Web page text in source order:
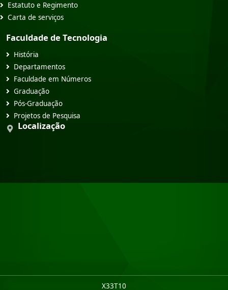
Estatuto e Regimento
Carta de serviços
Faculdade de Tecnologia
História
Departamentos
Faculdade em Números
Graduação
Pós-Graduação
Projetos de Pesquisa
Localização
X33T10